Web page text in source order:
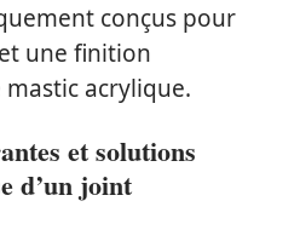
conçus pour
une finition
acrylique.
et solutions
d’un joint